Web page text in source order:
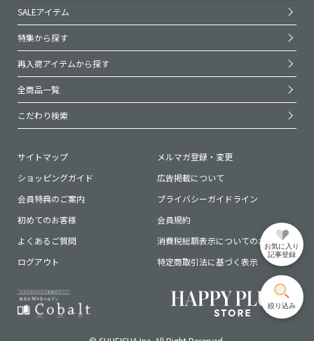
お気に入り
記事登録
絞り込み
SALEアイテム
特集から探す
再入荷アイテムから探す
全商品一覧
こだわり検索
サイトマップ
メルマガ登録・変更
ショッピングガイド
広告掲載について
会員特典のご案内
プライバシーガイドライン
初めてのお客様
会員規約
よくあるご質問
消費税総額表示についてのお知らせ
ログアウト
特定商取引法に基づく表示